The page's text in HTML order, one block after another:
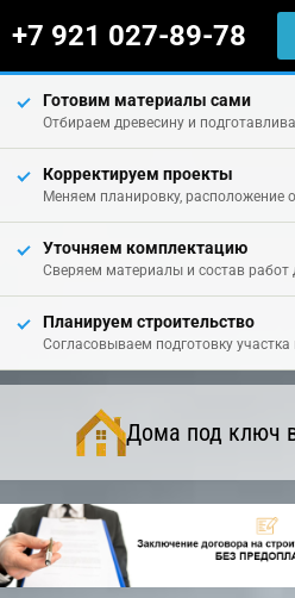
+7 921 027-89-78
Готовим материалы сами
Отбираем древесину и
Корректируем проекты
Меняем планировку, расположение
Уточняем комплектацию
Сверяем материалы и состав работ
Планируем строительство
Согласовываем подготовку
Дома под ключ